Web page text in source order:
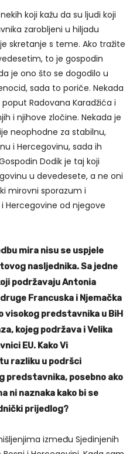
koji kažu da su ljudi koji
zarobljeni u hiljadu
skretanje s teme. Ako tražite
to je gospodin
je ono što se dogodilo u
sada to poriče. Nekada
Radovana Karadžića i
i njihove zločine. Nekada je
neophodne za stabilnu,
i Hercegovinu, sada ih
Dodik je taj koji
u devedesete, a ne oni
mirovni sporazum i
Hercegovine od njegove
mira nisu se uspjele
nasljednika. Sa jedne
podržavaju Antonia
Francuska i Njemačka
visokog predstavnika u BiH
kojeg podržava i Velika
EU. Kako Vi
razliku u podršci
predstavnika, posebno ako
ni naznaka kako bi se
prijedlog?
između Sjedinjenih